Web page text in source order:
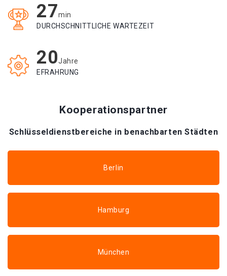
27min
DURCHSCHNITTLICHE WARTEZEIT
20Jahre
EFRAHRUNG
Kooperationspartner
Schlüsseldienstbereiche in benachbarten Städten
Berlin
Hamburg
München